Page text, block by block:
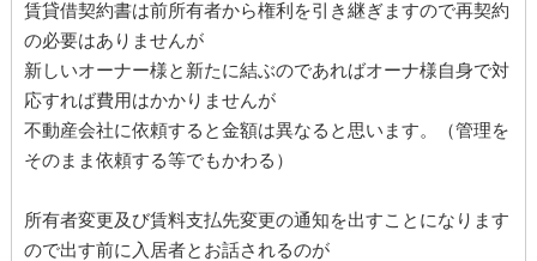
賃貸借契約書は前所有者から権利を引き継ぎますので再契約
の必要はありませんが
新しいオーナー様と新たに結ぶのであればオーナ様自身で対
応すれば費用はかかりませんが
不動産会社に依頼すると金額は異なると思います。（管理を
そのまま依頼する等でもかわる）
所有者変更及び賃料支払先変更の通知を出すことになります
ので出す前に入居者とお話されるのが